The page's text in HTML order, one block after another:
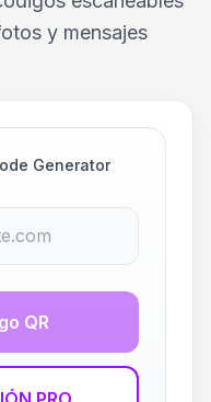
y mensajes
Generator
QR